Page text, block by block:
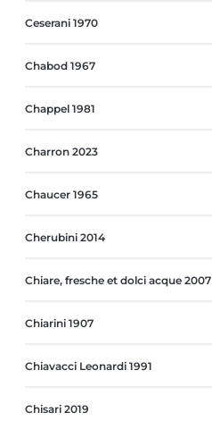
Ceserani 1970
Chabod 1967
Chappel 1981
Charron 2023
Chaucer 1965
Cherubini 2014
Chiare, fresche et dolci acque 2007
Chiarini 1907
Chiavacci Leonardi 1991
Chisari 2019